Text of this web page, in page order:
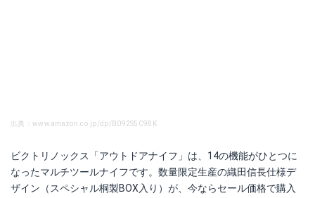
出典：www.amazon.co.jp/dp/B092S5C98K
ビクトリノックス「アウトドアナイフ」は、14の機能がひとつに
なったマルチツールナイフです。数量限定生産の織田信長仕様デ
ザイン（スペシャル桐製BOX入り）が、今ならセール価格で購入